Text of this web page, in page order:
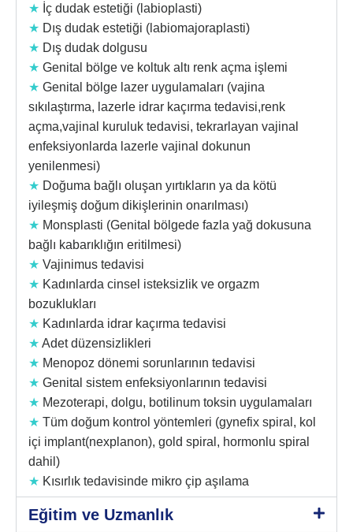
★ İç dudak estetiği (labioplasti)
★ Dış dudak estetiği (labiomajoraplasti)
★ Dış dudak dolgusu
★ Genital bölge ve koltuk altı renk açma işlemi
★ Genital bölge lazer uygulamaları (vajina
sıkılaştırma, lazerle idrar kaçırma tedavisi,renk
açma,vajinal kuruluk tedavisi, tekrarlayan vajinal
enfeksiyonlarda lazerle vajinal dokunun
yenilenmesi)
★ Doğuma bağlı oluşan yırtıkların ya da kötü
iyileşmiş doğum dikişlerinin onarılması)
★ Monsplasti (Genital bölgede fazla yağ dokusuna
bağlı kabarıklığın eritilmesi)
★ Vajinimus tedavisi
★ Kadınlarda cinsel isteksizlik ve orgazm
bozuklukları
★ Kadınlarda idrar kaçırma tedavisi
★ Adet düzensizlikleri
★ Menopoz dönemi sorunlarının tedavisi
★ Genital sistem enfeksiyonlarının tedavisi
★ Mezoterapi, dolgu, botilinum toksin uygulamaları
★ Tüm doğum kontrol yöntemleri (gynefix spiral, kol
içi implant(nexplanon), gold spiral, hormonlu spiral
dahil)
★ Kısırlık tedavisinde mikro çip aşılama
Eğitim ve Uzmanlık